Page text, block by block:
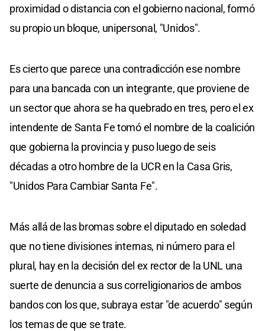
proximidad o distancia con el gobierno nacional, formó
su propio un bloque, unipersonal, "Unidos".
Es cierto que parece una contradicción ese nombre
para una bancada con un integrante, que proviene de
un sector que ahora se ha quebrado en tres, pero el ex
intendente de Santa Fe tomó el nombre de la coalición
que gobierna la provincia y puso luego de seis
décadas a otro hombre de la UCR en la Casa Gris,
"Unidos Para Cambiar Santa Fe".
Más allá de las bromas sobre el diputado en soledad
que no tiene divisiones internas, ni número para el
plural, hay en la decisión del ex rector de la UNL una
suerte de denuncia a sus correligionarios de ambos
bandos con los que, subraya estar "de acuerdo" según
los temas de que se trate.